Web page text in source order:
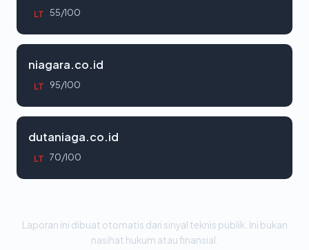
LT 55/100
niagara.co.id
LT 95/100
dutaniaga.co.id
LT 70/100
Laporan ini dibuat otomatis dari sinyal teknis publik. Ini bukan
nasihat hukum atau finansial.